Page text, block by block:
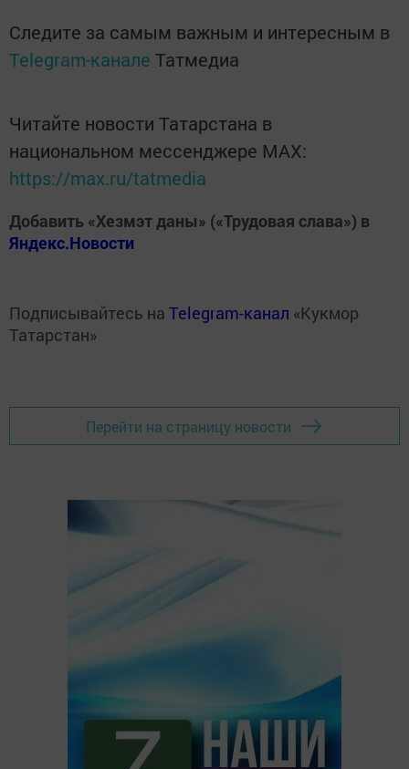
Следите за самым важным и интересным в
Telegram-канале Татмедиа
Читайте новости Татарстана в
национальном мессенджере MАХ:
https://max.ru/tatmedia
Добавить «Хезмэт даны» («Трудовая слава») в
Яндекс.Новости
Подписывайтесь на Telegram-канал «Кукмор
Татарстан»
Перейти на страницу новости